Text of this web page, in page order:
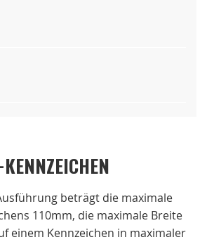
beträgt die maximale
110mm, die maximale Breite
einem Kennzeichen in maximaler